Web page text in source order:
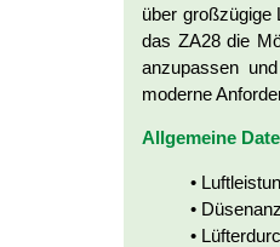
über großzügige
das ZA28 die
anzupassen
moderne
Allgemeine
•
•
•